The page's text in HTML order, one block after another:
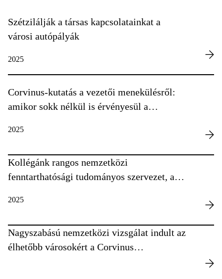
Szétzilálják a társas kapcsolatainkat a
városi autópályák
2025
Corvinus-kutatás a vezetői menekülésről:
amikor sokk nélkül is érvényesül a
2025
Kollégánk rangos nemzetközi
fenntarthatósági tudományos szervezet, az
2025
Nagyszabású nemzetközi vizsgálat indult az
élhetőbb városokért a Corvinus